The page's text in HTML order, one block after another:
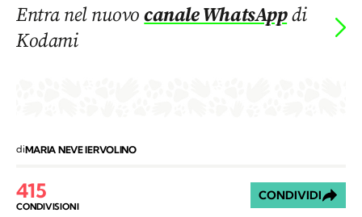
Entra nel nuovocanale WhatsAppdi
Kodami